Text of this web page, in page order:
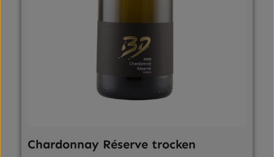
Chardonnay Réserve trocken